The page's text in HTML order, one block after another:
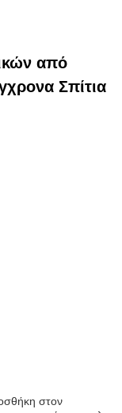
από
Σπίτια
στον